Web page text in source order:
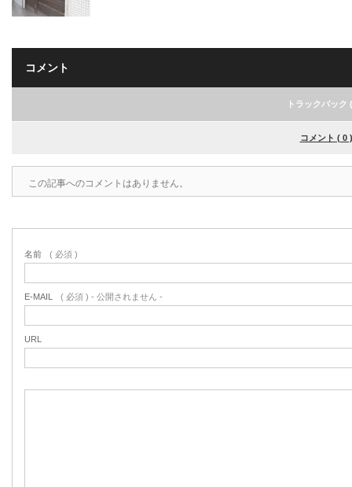
コメント
トラックバック
コメント ( 0 )
この記事へのコメントはありません。
名前 ( 必須 )
E-MAIL ( 必須 ) - 公開されません -
URL